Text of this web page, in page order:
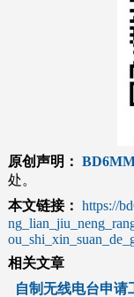
原创声明：
处。
本文链接： https://
相关文章
自制无线电台申请